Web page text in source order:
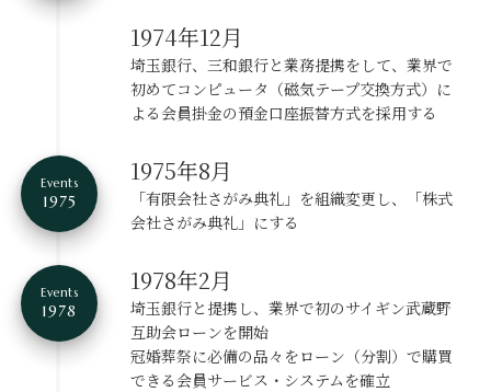
1974年12月
埼玉銀行、三和銀行と業務提携をして、業界で
初めてコンピュータ（磁気テープ交換方式）に
よる会員掛金の預金口座振替方式を採用する
Events
1975
1975年8月
「有限会社さがみ典礼」を組織変更し、
「株式
会社さがみ典礼」にする
Events
1978
1978年2月
埼玉銀行と提携し、業界で初のサイギン武蔵野
互助会ローンを開始
冠婚葬祭に必備の品々をローン（分割）で購買
できる会員サービス・システムを確立